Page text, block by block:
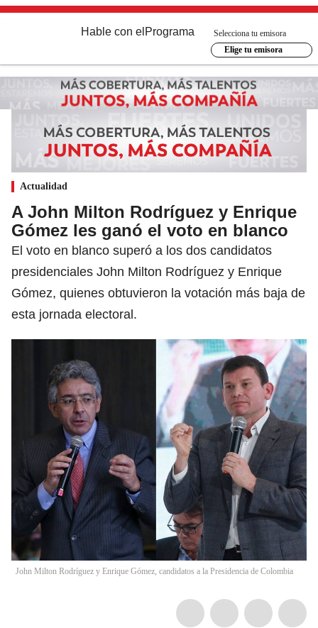
Hable con el Programa
Selecciona tu emisora
Elige tu emisora
Actualidad
A John Milton Rodríguez y Enrique
Gómez les ganó el voto en blanco
El voto en blanco superó a los dos candidatos
presidenciales John Milton Rodríguez y Enrique
Gómez, quienes obtuvieron la votación más baja de
esta jornada electoral.
John Milton Rodríguez y Enrique Gómez, candidatos a la Presidencia de Colombia